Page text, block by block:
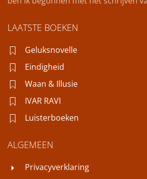
LAATSTE BOEKEN
Geluksnovelle
Eindigheid
Waan & Illusie
IVAR RAVI
Luisterboeken
ALGEMEEN
Privacyverklaring